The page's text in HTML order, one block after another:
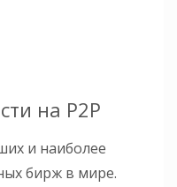
на P2P
и наиболее
бирж в мире.